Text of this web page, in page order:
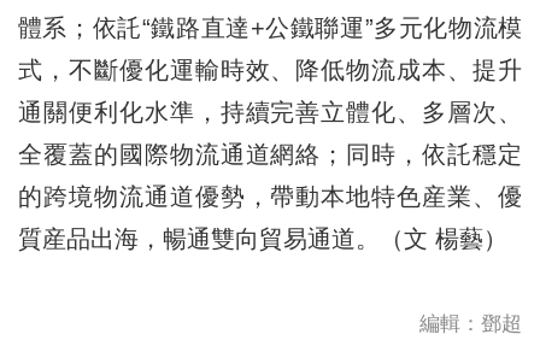
體系；依託“鐵路直達+公鐵聯運”多元化物流模
式，不斷優化運輸時效、降低物流成本、提升
通關便利化水準，持續完善立體化、多層次、
全覆蓋的國際物流通道網絡；同時，依託穩定
的跨境物流通道優勢，帶動本地特色産業、優
質産品出海，暢通雙向貿易通道。（文 楊藝）
編輯：鄧超